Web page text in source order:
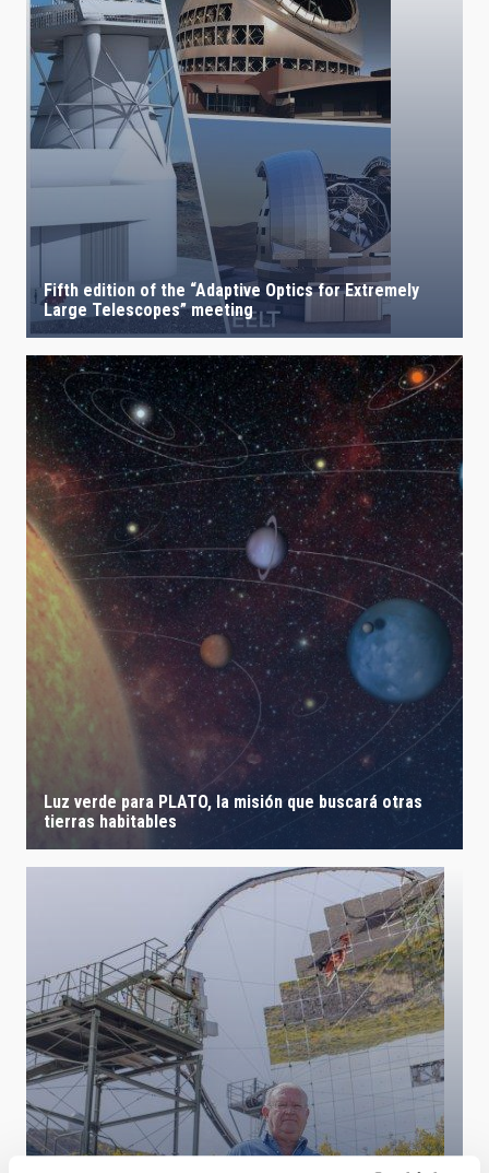
Fifth edition of the “Adaptive Optics for Extremely
Large Telescopes” meeting
Luz verde para PLATO, la misión que buscará otras
tierras habitables